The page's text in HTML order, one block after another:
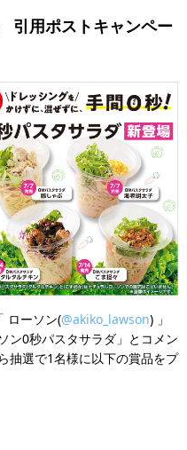
引用ポストキャンペー
ローソン(@akiko_lawson) 」
ン0秒パスタサラダ」とコメン
抽選で1名様に以下の賞品をプ